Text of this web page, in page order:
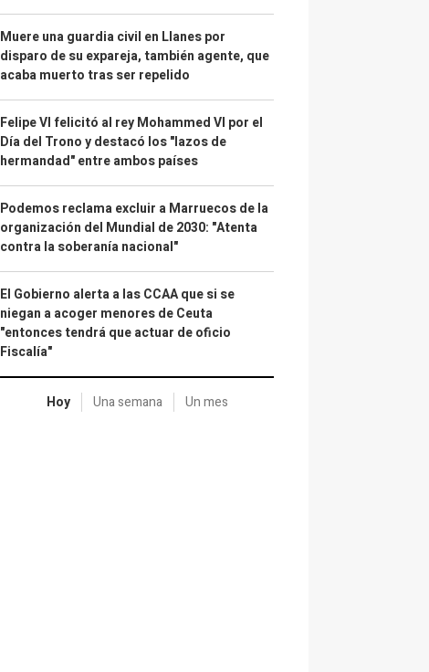
Muere una guardia civil en Llanes por
disparo de su expareja, también agente, que
acaba muerto tras ser repelido
Felipe VI felicitó al rey Mohammed VI por el
Día del Trono y destacó los "lazos de
hermandad" entre ambos países
Podemos reclama excluir a Marruecos de la
organización del Mundial de 2030: "Atenta
contra la soberanía nacional"
El Gobierno alerta a las CCAA que si se
niegan a acoger menores de Ceuta
"entonces tendrá que actuar de oficio
Fiscalía"
Hoy Una semana Un mes